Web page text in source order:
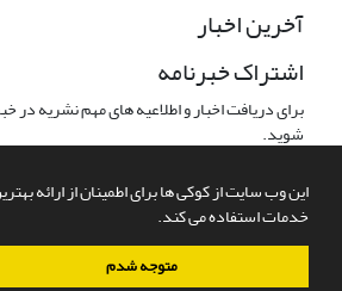
این وب سایت از کوکی ها برای اطمینان از ارائه
خدمات استفاده می کند.
متوجه شدم
آخرین اخبار
اشتراک خبرنامه
برای دریافت اخبار و اطلاعیه های مهم نشریه در
شوید.